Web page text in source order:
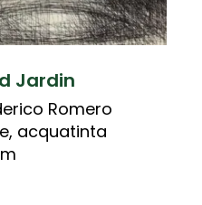
Jardin
Romero
acquatinta